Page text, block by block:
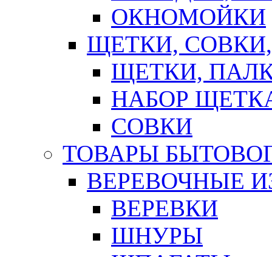
ОКНОМОЙКИ
ЩЕТКИ,
ЩЕТКИ,
НАБОР
СОВКИ
ТОВАРЫ
ВЕРЕВОЧНЫЕ
ВЕРЕВКИ
ШНУРЫ